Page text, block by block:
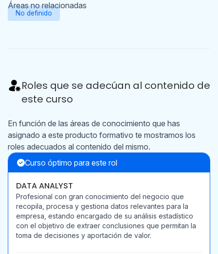
Áreas no relacionadas
No definido
Roles que se adecúan al contenido de
este curso
En función de las áreas de conocimiento que has
asignado a este producto formativo te mostramos los
roles adecuados al contenido del mismo.
Curso óptimo para este rol
DATA ANALYST
Profesional con gran conocimiento del negocio que
recopila, procesa y gestiona datos relevantes para la
empresa, estando encargado de su análisis estadístico
con el objetivo de extraer conclusiones que permitan la
toma de decisiones y aportación de valor.